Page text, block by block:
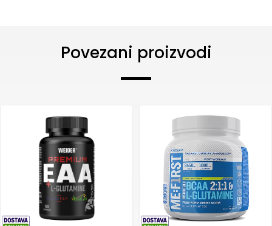
Povezani proizvodi